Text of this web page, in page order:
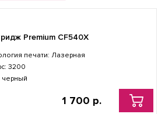
Premium CF540X
печати: Лазерная
3200
черный
1 700 р.